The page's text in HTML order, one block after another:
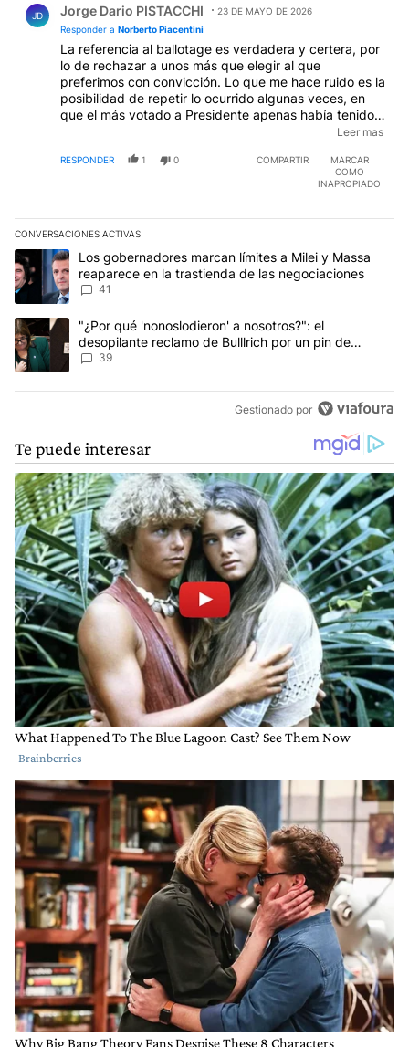
JD Jorge Dario PISTACCHI
23 DE MAYO DE 2026
Responder a Norberto Piacentini
La referencia al ballotage es verdadera y certera, por
lo de rechazar a unos más que elegir al que
preferimos con convicción. Lo que me hace ruido es la
posibilidad de repetir lo ocurrido algunas veces, en
que el más votado a Presidente apenas había tenido
algo más del 20% de los votantes a su favor ( Arturo
origen para asumir el mando del país. Es un dilema
Leer mas
RESPONDER 1 0 COMPARTIR
MARCAR
COMO
INAPROPIADO
CONVERSACIONES ACTIVAS
Este listado muestra los artículos con más comentarios en los
Un artículo de tendencia con el título "Los gobernadores marcan
Los gobernadores marcan límites a Milei y Massa
reaparece en la trastienda de las negociaciones
41
Un artículo de tendencia con el título ""¿Por qué 'nonoslodieron'
"¿Por qué 'nonoslodieron' a nosotros?": el
desopilante reclamo de Bulllrich por un pin de
Malvinas
39
Gestionado por